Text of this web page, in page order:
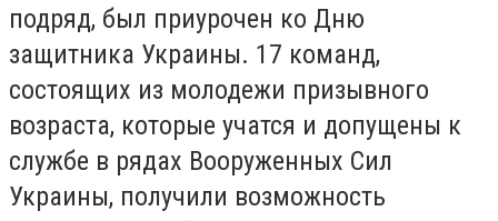
подряд, был приурочен ко Дню
защитника Украины. 17 команд,
состоящих из молодежи призывного
возраста, которые учатся и допущены к
службе в рядах Вооруженных Сил
Украины, получили возможность